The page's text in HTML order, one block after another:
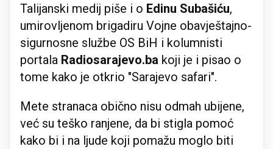
Talijanski medij piše i o Edinu Subašiću,
umirovljenom brigadiru Vojne obavještajno-
sigurnosne službe OS BiH i kolumnisti
portala Radiosarajevo.ba koji je i pisao o
tome kako je otkrio "Sarajevo safari".
Mete stranaca obično nisu odmah ubijene,
već su teško ranjene, da bi stigla pomoć
kako bi i na ljude koji pomažu moglo biti